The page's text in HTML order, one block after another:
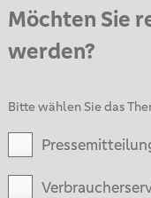
Möchten Sie
werden?
Bitte wählen Sie das